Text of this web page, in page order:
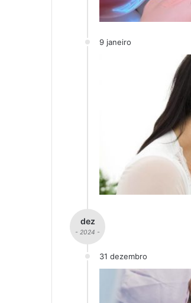
9 janeiro
dez
- 2024 -
31 dezembro